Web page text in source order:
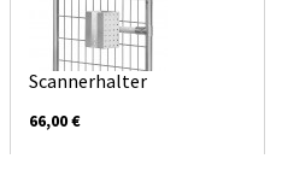
Scannerhalter
66,00 €